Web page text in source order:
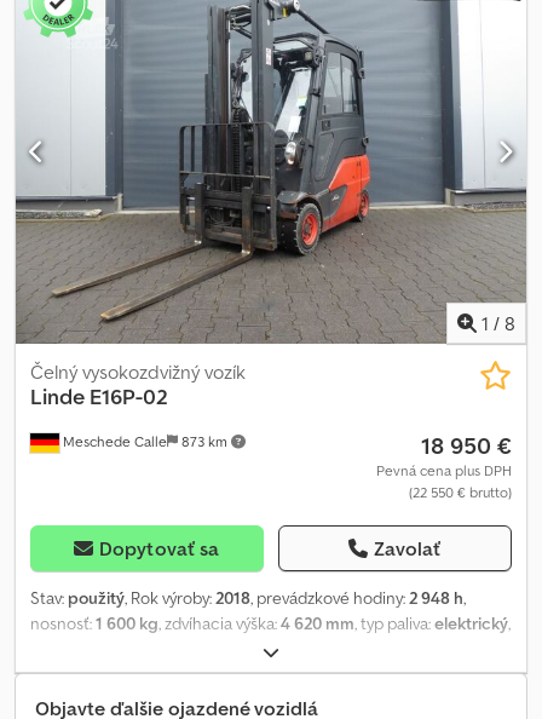
kúrenie, plne uzavretá kabína, Cjdpfxommwg Hs Ak Asrf
1 / 8
Meschede Calle 873 km
Čelný vysokozdvižný vozík
Linde E16P-02
18 950 €
Pevná cena plus DPH
(22 550 € brutto)
Dopytovať sa Zavolať
Stav: použitý, Rok výroby:2018, prevádzkové hodiny:2 948 h,
nosnosť:1 600 kg, zdvíhacia výška:4 620 mm, typ paliva:elektrický,
, stavebná výška:
percento, farba:iný, Prídavné zariadenia: bočný posuv, Špeciálna
výbava: 3. ventil, predné pracovné svetlá, kúrenie, plná kabína,
Objavte ďalšie ojazdené vozidlá